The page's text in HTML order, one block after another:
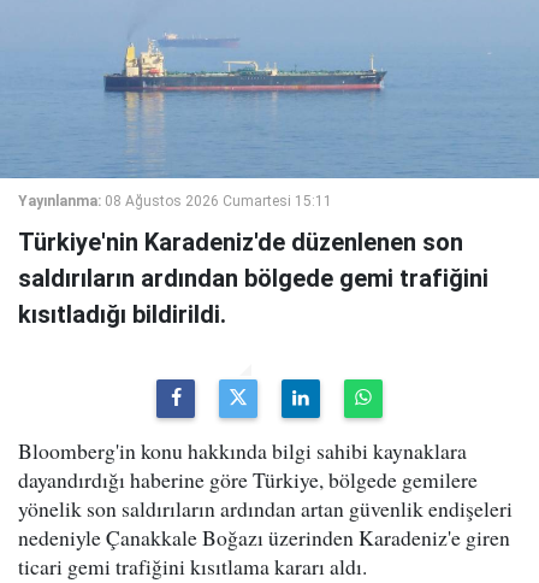
Yayınlanma: 08 Ağustos 2026 Cumartesi 15:11
Türkiye'nin Karadeniz'de düzenlenen son
saldırıların ardından bölgede gemi trafiğini
kısıtladığı bildirildi.
Bloomberg'in konu hakkında bilgi sahibi kaynaklara
dayandırdığı haberine göre Türkiye, bölgede gemilere
yönelik son saldırıların ardından artan güvenlik endişeleri
nedeniyle Çanakkale Boğazı üzerinden Karadeniz'e giren
ticari gemi trafiğini kısıtlama kararı aldı.